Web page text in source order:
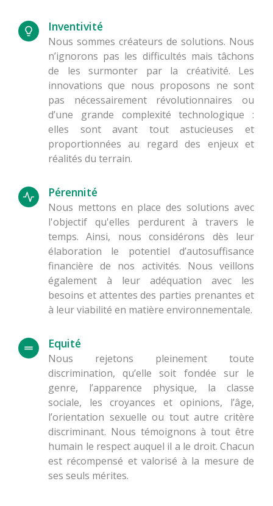
Inventivité
Nous sommes créateurs de solutions. Nous
n’ignorons pas les difficultés mais tâchons
de les surmonter par la créativité. Les
innovations que nous proposons ne sont
pas nécessairement révolutionnaires ou
d’une grande complexité technologique :
elles sont avant tout astucieuses et
proportionnées au regard des enjeux et
réalités du terrain.
Pérennité
Nous mettons en place des solutions avec
l'objectif qu'elles perdurent à travers le
temps. Ainsi, nous considérons dès leur
élaboration le potentiel d’autosuffisance
financière de nos activités. Nous veillons
également à leur adéquation avec les
besoins et attentes des parties prenantes et
à leur viabilité en matière environnementale.
Equité
Nous rejetons pleinement toute
discrimination, qu’elle soit fondée sur le
genre, l’apparence physique, la classe
sociale, les croyances et opinions, l’âge,
l’orientation sexuelle ou tout autre critère
discriminant. Nous témoignons à tout être
humain le respect auquel il a le droit. Chacun
est récompensé et valorisé à la mesure de
ses seuls mérites.